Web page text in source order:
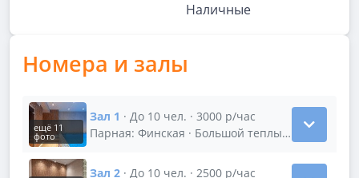
Наличные
Номера и залы
ещё 11
фото
Зал 1 · До 10 чел. · 3000 р/час
Парная: Финская · Большой теплый бассейн 5х3
Показать подробности зала Зал 1
Зал 2 · До 10 чел. · 2500 р/час